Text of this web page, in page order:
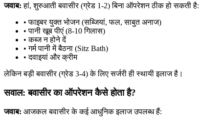
जवाब: हां, शुरुआती बवासीर (ग्रेड 1-2) बिना ऑपरेशन ठीक हो सकती है:
• फाइबर युक्त भोजन (सब्जियां, फल, साबुत अनाज)
• पानी खूब पीएं (8-10 गिलास)
• कब्ज न होने दें
• गर्म पानी में बैठना (Sitz Bath)
• दवाइयां और क्रीम
लेकिन बड़ी बवासीर (ग्रेड 3-4) के लिए सर्जरी ही स्थायी इलाज है।
सवाल: बवासीर का ऑपरेशन कैसे होता है?
जवाब: आजकल बवासीर के कई आधुनिक इलाज उपलब्ध हैं: